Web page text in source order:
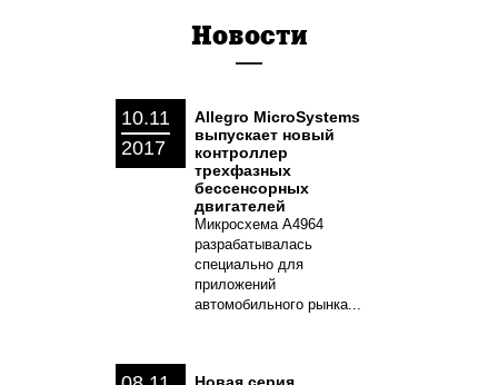
Новости
10.11
2017
Allegro MicroSystems
выпускает новый
контроллер
трехфазных
бессенсорных
двигателей
Микросхема A4964
разрабатывалась
специально для
приложений
автомобильного рынка...
Новая серия